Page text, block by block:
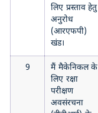
लिए प्रस्ताव हेतु
अनुरोध
(आरएफपी)
खंड।
9
मैं मैकेनिकल के
लिए रक्षा
परीक्षण
अवसंरचना